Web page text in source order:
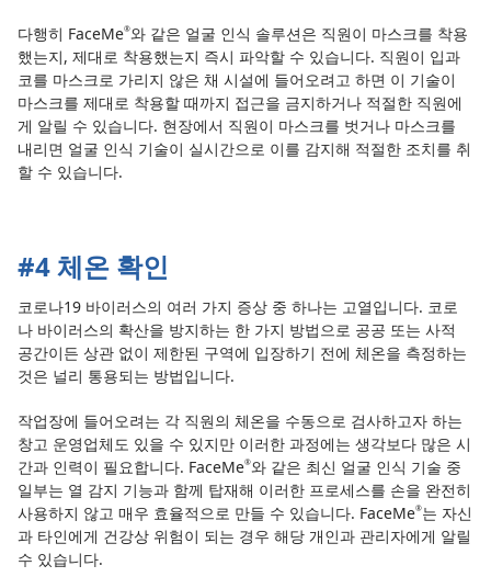
다행히 FaceMe®와 같은 얼굴 인식 솔루션은 직원이 마스크를 착용
했는지, 제대로 착용했는지 즉시 파악할 수 있습니다. 직원이 입과
코를 마스크로 가리지 않은 채 시설에 들어오려고 하면 이 기술이
마스크를 제대로 착용할 때까지 접근을 금지하거나 적절한 직원에
게 알릴 수 있습니다. 현장에서 직원이 마스크를 벗거나 마스크를
내리면 얼굴 인식 기술이 실시간으로 이를 감지해 적절한 조치를 취
할 수 있습니다.
#4 체온 확인
코로나19 바이러스의 여러 가지 증상 중 하나는 고열입니다. 코로
나 바이러스의 확산을 방지하는 한 가지 방법으로 공공 또는 사적
공간이든 상관 없이 제한된 구역에 입장하기 전에 체온을 측정하는
것은 널리 통용되는 방법입니다.
작업장에 들어오려는 각 직원의 체온을 수동으로 검사하고자 하는
창고 운영업체도 있을 수 있지만 이러한 과정에는 생각보다 많은 시
간과 인력이 필요합니다. FaceMe®와 같은 최신 얼굴 인식 기술 중
일부는 열 감지 기능과 함께 탑재해 이러한 프로세스를 손을 완전히
사용하지 않고 매우 효율적으로 만들 수 있습니다. FaceMe®는 자신
과 타인에게 건강상 위험이 되는 경우 해당 개인과 관리자에게 알릴
수 있습니다.